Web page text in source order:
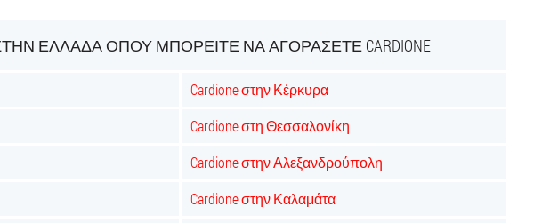
ΕΛΛΆΔΑ ΌΠΟΥ ΜΠΟΡΕΊΤΕ ΝΑ ΑΓΟΡΆΣΕΤΕ CARDIONE
Cardione στην Κέρκυρα
Cardione στη Θεσσαλονίκη
Cardione στην Αλεξανδρούπολη
Cardione στην Καλαμάτα